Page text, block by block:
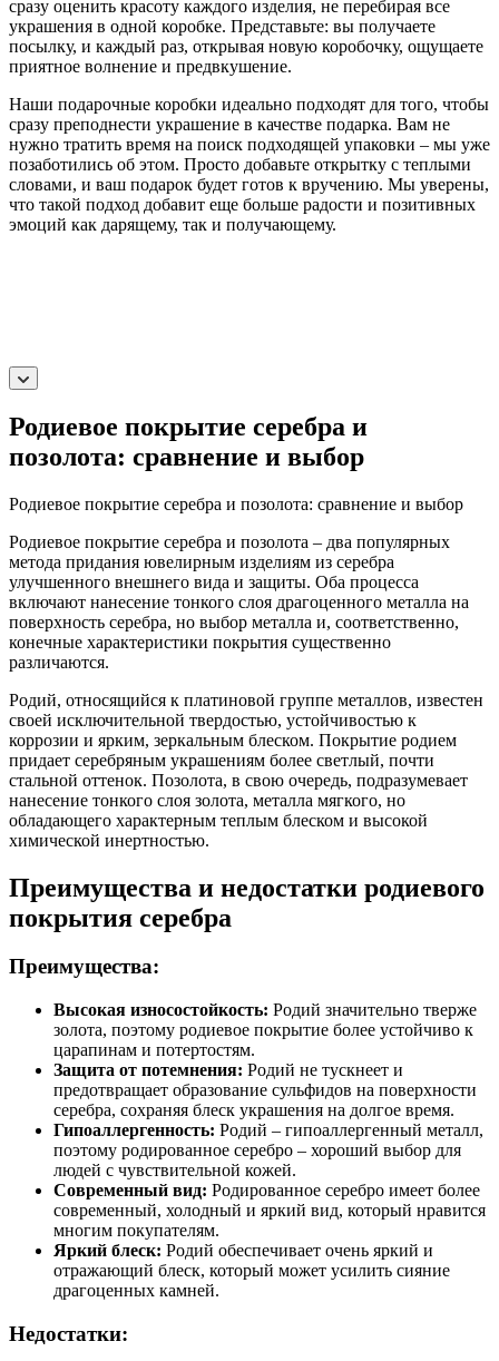
сразу оценить красоту каждого изделия, не перебирая все
украшения в одной коробке. Представьте: вы получаете
посылку, и каждый раз, открывая новую коробочку, ощущаете
приятное волнение и предвкушение.
Наши подарочные коробки идеально подходят для того, чтобы
сразу преподнести украшение в качестве подарка. Вам не
нужно тратить время на поиск подходящей упаковки – мы уже
позаботились об этом. Просто добавьте открытку с теплыми
словами, и ваш подарок будет готов к вручению. Мы уверены,
что такой подход добавит еще больше радости и позитивных
эмоций как дарящему, так и получающему.
Родиевое покрытие серебра и
позолота: сравнение и выбор
Родиевое покрытие серебра и позолота: сравнение и выбор
Родиевое покрытие серебра и позолота – два популярных
метода придания ювелирным изделиям из серебра
улучшенного внешнего вида и защиты. Оба процесса
включают нанесение тонкого слоя драгоценного металла на
поверхность серебра, но выбор металла и, соответственно,
конечные характеристики покрытия существенно
различаются.
Родий, относящийся к платиновой группе металлов, известен
своей исключительной твердостью, устойчивостью к
коррозии и ярким, зеркальным блеском. Покрытие родием
придает серебряным украшениям более светлый, почти
стальной оттенок. Позолота, в свою очередь, подразумевает
нанесение тонкого слоя золота, металла мягкого, но
обладающего характерным теплым блеском и высокой
химической инертностью.
Преимущества и недостатки родиевого
покрытия серебра
Преимущества:
Высокая износостойкость: Родий значительно тверже
золота, поэтому родиевое покрытие более устойчиво к
царапинам и потертостям.
Защита от потемнения: Родий не тускнеет и
предотвращает образование сульфидов на поверхности
серебра, сохраняя блеск украшения на долгое время.
Гипоаллергенность: Родий – гипоаллергенный металл,
поэтому родированное серебро – хороший выбор для
людей с чувствительной кожей.
Современный вид: Родированное серебро имеет более
современный, холодный и яркий вид, который нравится
многим покупателям.
Яркий блеск: Родий обеспечивает очень яркий и
отражающий блеск, который может усилить сияние
драгоценных камней.
Недостатки: